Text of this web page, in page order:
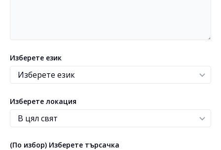
Изберете език
Изберете локация
(По избор) Изберете търсачка